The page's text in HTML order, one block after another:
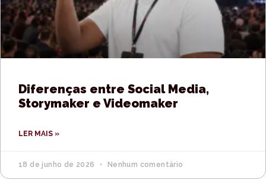
Diferenças entre Social Media,
Storymaker e Videomaker
LER MAIS »
18 de junho de 2026 Nenhum comentário